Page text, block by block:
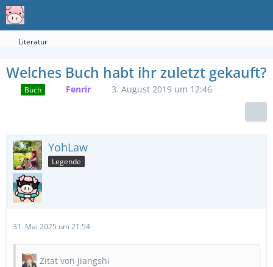
Literatur
Welches Buch habt ihr zuletzt gekauft?
Buch Fenrir 3. August 2019 um 12:46
YohLaw
Legende
31. Mai 2025 um 21:54
Zitat von Jiangshi